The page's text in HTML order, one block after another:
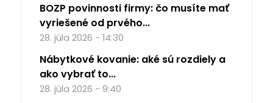
BOZP povinnosti firmy: čo musíte mať
vyriešené od prvého...
28. júla 2026 - 14:30
Nábytkové kovanie: aké sú rozdiely a
ako vybrať to...
28. júla 2026 - 9:40